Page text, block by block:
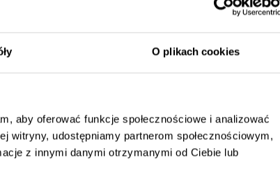
O plikach cookies
aby oferować funkcje społecznościowe i analizować
udostępniamy partnerom społecznościowym,
z innymi danymi otrzymanymi od Ciebie lub
Acidsloth – „IV”. Ciężar